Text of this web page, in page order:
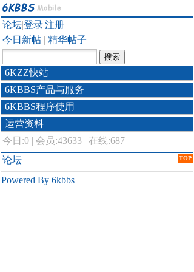
论坛|登录|注册
今日新帖 | 精华帖子
6KZZ快站
6KBBS产品与服务
6KBBS程序使用
运营资料
今日:0 | 会员:43633 | 在线:687
TOP
论坛
Powered By 6kbbs